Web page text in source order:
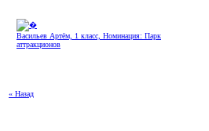
Васильев Артём, 1 класс, Номинация: Парк
аттракционов
« Назад